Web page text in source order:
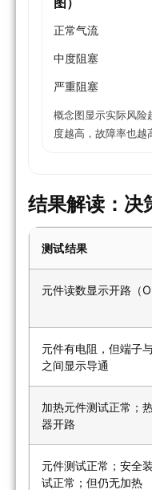
正常气流
中度阻塞
严重阻塞
概念图显示实际风险
度越高，故障率也越
结果解读：决
测试结果
元件读数显示开路（
元件有电阻，但端子
之间显示导通
加热元件测试正常；
器开路
元件测试正常；安全
试正常；但仍无加热